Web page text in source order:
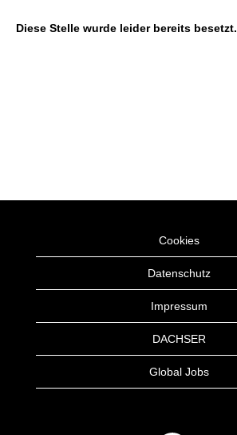
Diese Stelle wurde leider bereits besetzt.
Cookies
Datenschutz
Impressum
DACHSER
Global Jobs